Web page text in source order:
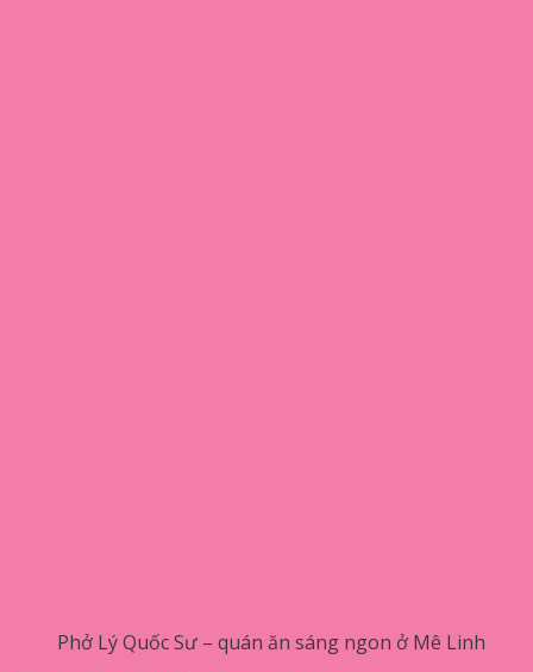
Phở Lý Quốc Sư – quán ăn sáng ngon ở Mê Linh